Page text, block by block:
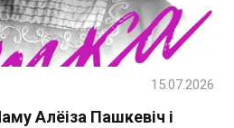
Алёіза Пашкевіч і
15.07.2026